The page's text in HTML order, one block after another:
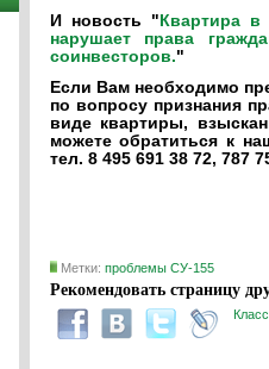
И новость " Квартира
нарушает права
соинвесторов."
Если Вам необходимо
по вопросу признания
виде квартиры,
можете обратиться к
тел. 8 495 691 38 72, 787
Метки: проблемы СУ-155
Рекомендовать страницу